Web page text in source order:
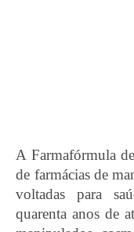
A Farmafórmula
de farmácias de
voltadas para
quarenta anos de